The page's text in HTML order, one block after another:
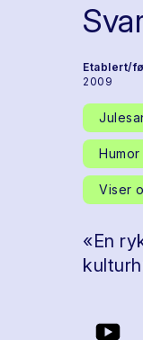
Etablert/
2009
Humor
Viser
«En